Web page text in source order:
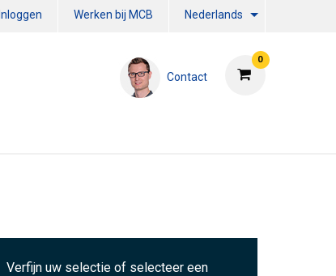
Inloggen Werken bij MCB Nederlands
0
Contact
Verfijn uw selectie of selecteer een